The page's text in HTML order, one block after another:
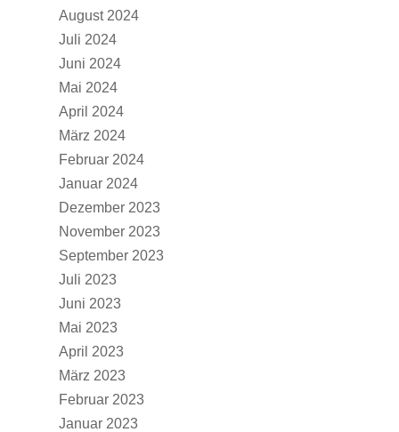
August 2024
Juli 2024
Juni 2024
Mai 2024
April 2024
März 2024
Februar 2024
Januar 2024
Dezember 2023
November 2023
September 2023
Juli 2023
Juni 2023
Mai 2023
April 2023
März 2023
Februar 2023
Januar 2023